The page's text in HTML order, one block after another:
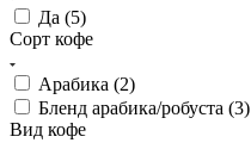
Да (5)
Сорт кофе
Арабика (2)
Бленд арабика/робуста (3)
Вид кофе